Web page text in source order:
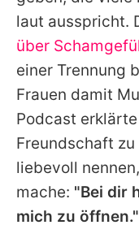
laut ausspricht.
über
einer Trennung
Frauen damit
Podcast
Freundschaft zu
liebevoll
mache: "Bei dir
mich zu öffnen."